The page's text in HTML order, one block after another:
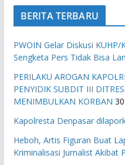
BERITA TERBARU
PWOIN Gelar Diskusi
Sengketa Pers Tidak Bisa
PERILAKU AROGAN
PENYIDIK SUBDIT III
MENIMBULKAN KORBAN
Kapolresta Denpasar
Heboh, Artis Figuran Buat
Kriminalisasi Jurnalist Akibat